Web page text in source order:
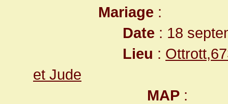
Mariage :
Date : 18
Lieu :
et Jude
MAP :